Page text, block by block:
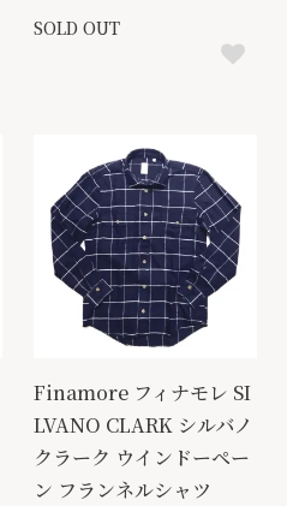
SOLD OUT
Finamore フィナモレ SI
LVANO CLARK シルバノ
クラーク ウインドーペー
ン フランネルシャツ